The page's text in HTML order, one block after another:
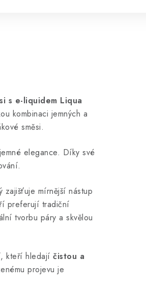
s e-liquidem Liqua
kombinaci jemných a
směsi.
elegance. Díky své
zajišťuje mírnější nástup
preferují tradiční
tvorbu páry a skvělou
kteří hledají čistou a
projevu je